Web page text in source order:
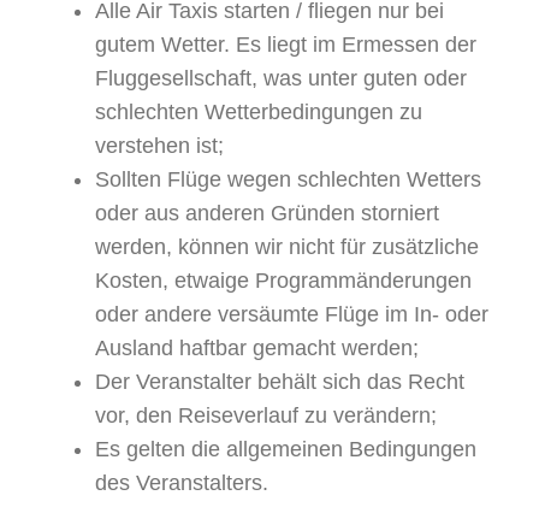
Alle Air Taxis starten / fliegen nur bei
gutem Wetter. Es liegt im Ermessen der
Fluggesellschaft, was unter guten oder
schlechten Wetterbedingungen zu
verstehen ist;
Sollten Flüge wegen schlechten Wetters
oder aus anderen Gründen storniert
werden, können wir nicht für zusätzliche
Kosten, etwaige Programmänderungen
oder andere versäumte Flüge im In- oder
Ausland haftbar gemacht werden;
Der Veranstalter behält sich das Recht
vor, den Reiseverlauf zu verändern;
Es gelten die allgemeinen Bedingungen
des Veranstalters.